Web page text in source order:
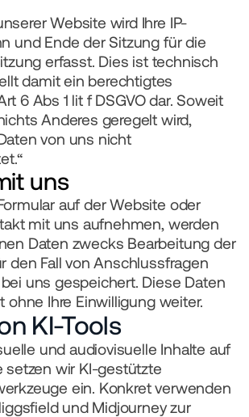
Consulting GmbH
Website wird Ihre IP-
und Ende der Sitzung für die
erfasst. Dies ist technisch
damit ein berechtigtes
6 Abs 1 lit f DSGVO dar. Soweit
Anderes geregelt wird,
von uns nicht
uns
auf der Website oder
mit uns aufnehmen, werden
Daten zwecks Bearbeitung der
den Fall von Anschlussfragen
uns gespeichert. Diese Daten
ohne Ihre Einwilligung weiter.
KI-Tools
und audiovisuelle Inhalte auf
setzen wir KI-gestützte
ein. Konkret verwenden
und Midjourney zur